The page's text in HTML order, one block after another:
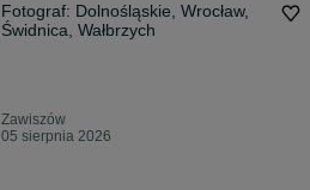
Fotograf: Dolnośląskie, Wrocław,
Świdnica, Wałbrzych
Zawiszów
05 sierpnia 2026